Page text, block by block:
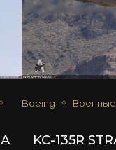
Boeing Военные
KC-135R